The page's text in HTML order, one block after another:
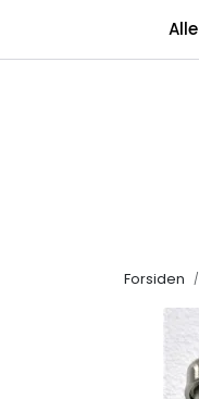
Forsiden